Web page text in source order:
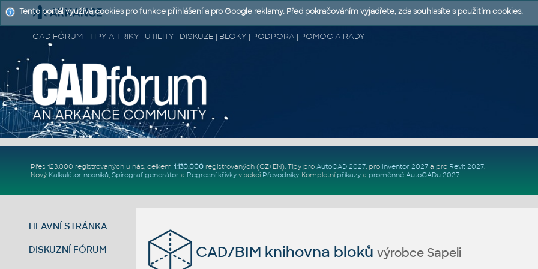
CAD FÓRUM - TIPY A TRIKY | UTILITY | DISKUZE | BLOKY | PODPORA | POMOC A RADY
Přes 123.000 registrovaných u nás, celkem 1.130.000registrovaných (CZ+EN). Tipy pro AutoCAD 2027, pro Inventor 2027a pro Revit 2027.
Nový Kalkulátor nosníků, Spirograf generátor a Regresní křivkyv sekci Převodníky. Kompletní příkazya proměnné AutoCADu 2027.
HLAVNÍ STRÁNKA
DISKUZNÍ FÓRUM CAD/BIM knihovna blokůvýrobce Sapeli
Tento portál využívá cookies pro funkce přihlášení a pro Google reklamy. Před pokračováním vyjadřete, zda souhlasíte s použitím cookies.